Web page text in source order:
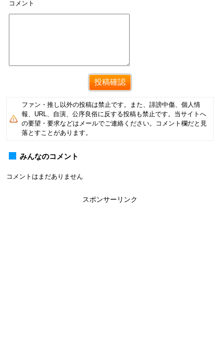
コメント
ファン・推し以外の投稿は禁止です。また、誹謗中傷、個人情
報、URL、自演、公序良俗に反する投稿も禁止です。当サイトへ
の要望・要求などはメールでご連絡ください。コメント欄だと見
落とすことがあります。
みんなのコメント
コメントはまだありません
スポンサーリンク